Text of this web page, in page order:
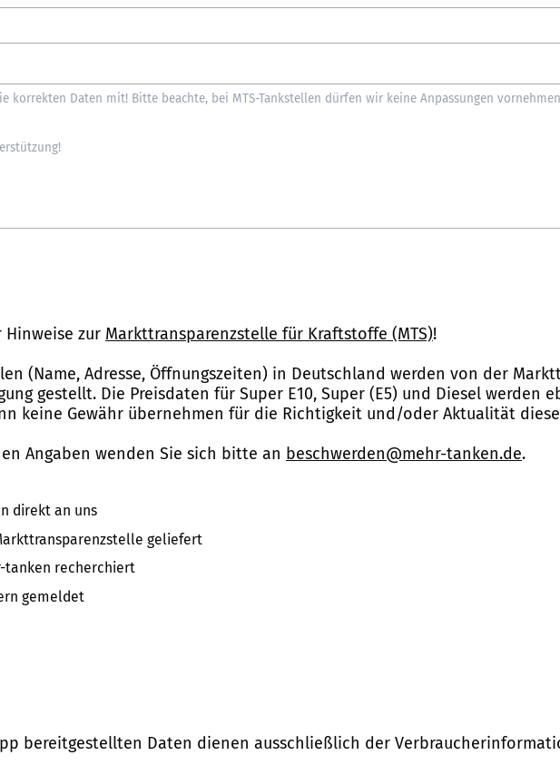
zur Markttransparenzstelle für Kraftstoffe (MTS)!
(Name, Adresse, Öffnungszeiten) in Deutschland werden von der
gestellt. Die Preisdaten für Super E10, Super (E5) und Diesel werden
keine Gewähr übernehmen für die Richtigkeit und/oder Aktualität
Angaben wenden Sie sich bitte an beschwerden@mehr-tanken.de.
direkt an uns
geliefert
tanken recherchiert
gemeldet
bereitgestellten Daten dienen ausschließlich der